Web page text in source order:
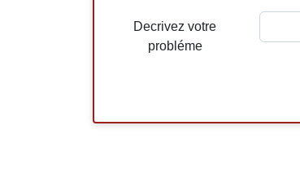
Decrivez votre
probléme